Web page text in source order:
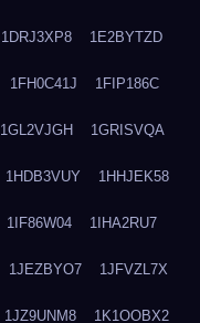
1DRJ3XP8 1E2BYTZD
1FH0C41J 1FIP186C
1GL2VJGH 1GRISVQA
1HDB3VUY 1HHJEK58
1IF86W04 1IHA2RU7
1JEZBYO7 1JFVZL7X
1JZ9UNM8 1K1OOBX2